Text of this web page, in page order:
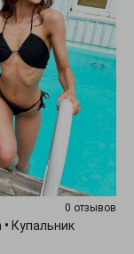
0 отзывов
• Купальник